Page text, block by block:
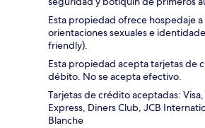
Esta propiedad ofrece hospedaje
orientaciones sexuales e
friendly).
Esta propiedad acepta tarjetas de
débito. No se acepta efectivo.
Tarjetas de crédito aceptadas:
Express, Diners Club, JCB
Blanche